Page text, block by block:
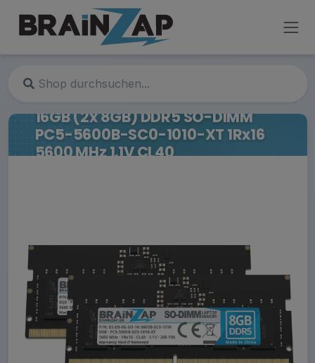
16GB (2x 8GB) DDR5 SO-DIMM
PC5-5600B-SC0-1010-XT 1Rx16
5600 MHz 1.1V CL40